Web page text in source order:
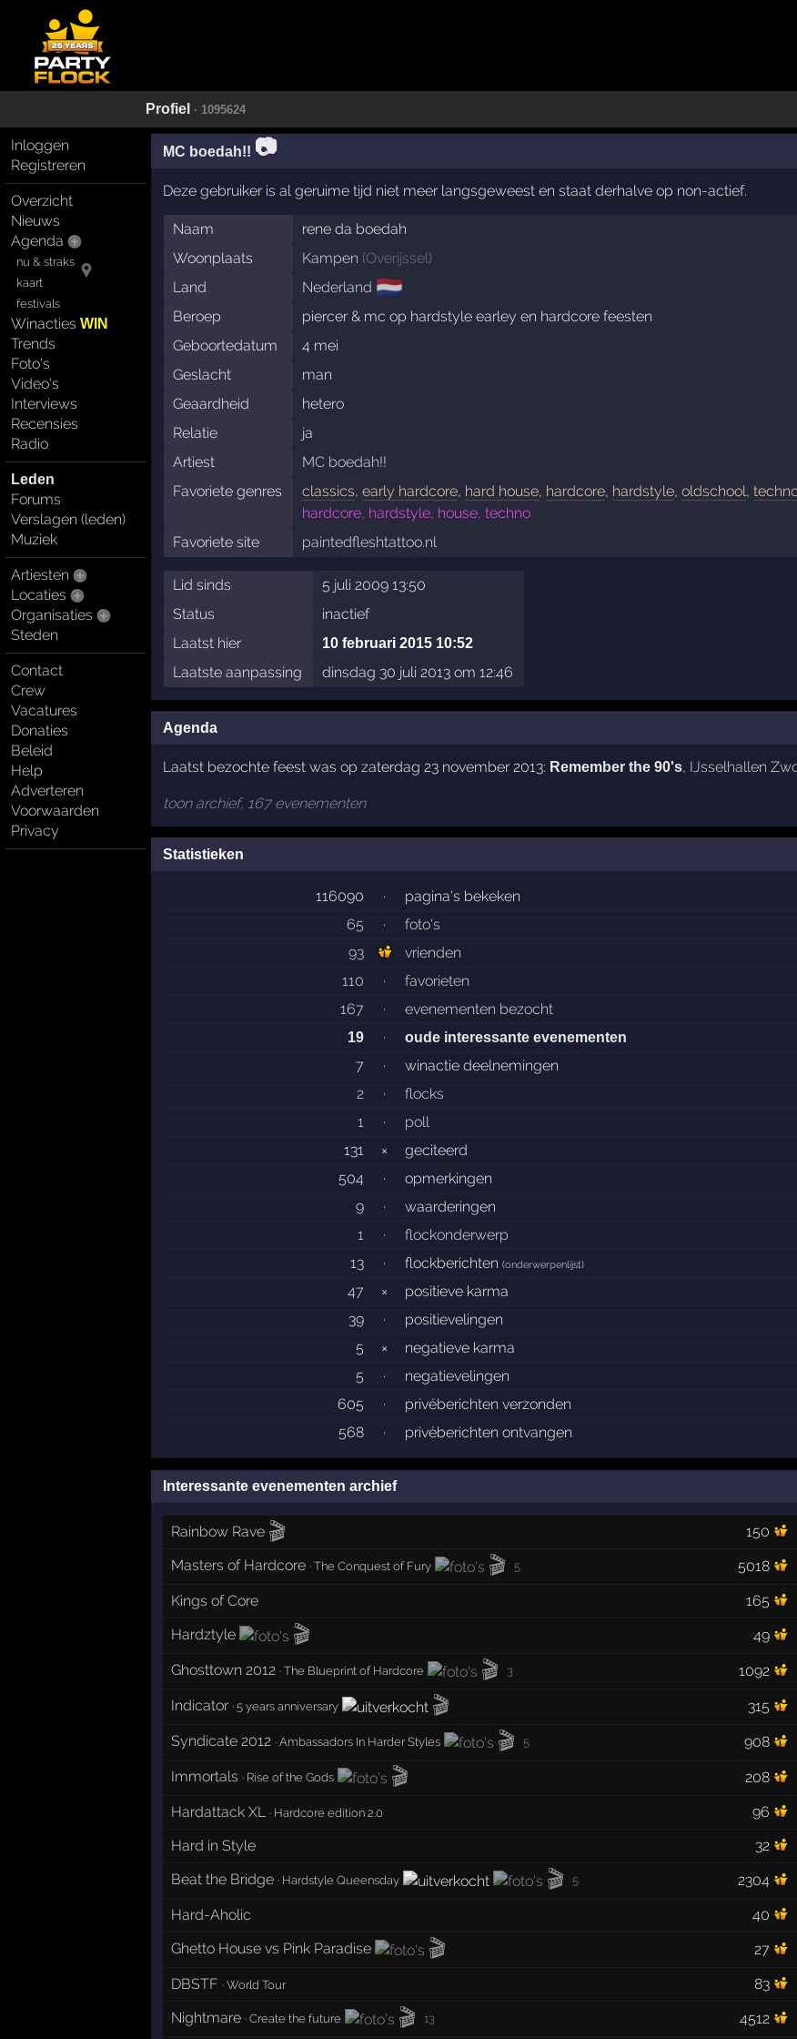
Profiel · 1095624
Inloggen
Registreren
Overzicht
Nieuws
Agenda
nu & straks
kaart
festivals
WinactiesWIN
Trends
Foto's
Video's
Interviews
Recensies
Radio
Leden
Forums
Verslagen (leden)
Muziek
Artiesten
Locaties
Organisaties
Steden
Contact
Crew
Vacatures
Donaties
Beleid
Help
Adverteren
Voorwaarden
Privacy
MC boedah!! 📷
Deze gebruiker is al geruime tijd niet meer langsgeweest en staat derhalve op non-actief.
Naam
rene da boedah
Woonplaats
Kampen (Overijssel)
Land
Nederland 🇳🇱
Beroep
piercer & mc op hardstyle earley en hardcore feesten
Geboortedatum
4 mei
Geslacht
man
Geaardheid
hetero
Relatie
ja
Artiest
MC boedah!!
Favoriete genres
classics,early hardcore, hard house, hardcore, hardstyle,oldschool,
hardcore, hardstyle, house, techno
Favoriete site
paintedfleshtattoo.nl
Lid sinds
5 juli 2009 13:50
Status
inactief
Laatst hier
10 februari 2015 10:52
Laatste aanpassing dinsdag 30 juli 2013 om 12:46
Agenda
Laatst bezochte feest was op zaterdag 23 november 2013: Remember the 90's, IJsselhallen
toon archief, 167 evenementen
Statistieken
116090 ·
pagina's bekeken
65
·
foto's
93
vrienden
110
·
favorieten
167
· evenementen bezocht
19 · oude interessante evenementen
7 ·
winactie deelnemingen
2
·
flocks
1
·
poll
131
×
geciteerd
504
·
opmerkingen
9
·
waarderingen
1
·
flockonderwerp
13
· flockberichten(onderwerpenlijst)
47 ×
positieve karma
39
·
positievelingen
5
×
negatieve karma
5
·
negatievelingen
605
·
privéberichten verzonden
568
· privéberichten ontvangen
Interessante evenementen archief
Rainbow Rave 🎬 150
Masters of Hardcore ·The Conquest of Fury 🎬 5 5018
Kings of Core
165
Hardztyle
🎬 49
Ghosttown 2012 ·The Blueprint of Hardcore 🎬 3 1092
Indicator ·5 years anniversary 🎬 315
Syndicate 2012 ·Ambassadors In Harder Styles 🎬 5 908
Immortals · Rise of the Gods 🎬 208
Hardattack XL · Hardcore edition 2.0 96
Hard in Style
32
Beat the Bridge · Hardstyle Queensday 🎬 5 2304
Hard-Aholic
40
Ghetto House vs Pink Paradise
🎬 27
DBSTF ·World Tour 83
Nightmare ·Create the future 🎬 13 4512